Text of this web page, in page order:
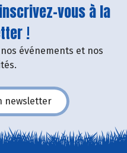
vous à la
!
événements et nos
newsletter